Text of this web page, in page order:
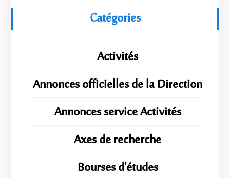
Catégories
Activités
Annonces officielles de la Direction
Annonces service Activités
Axes de recherche
Bourses d'études